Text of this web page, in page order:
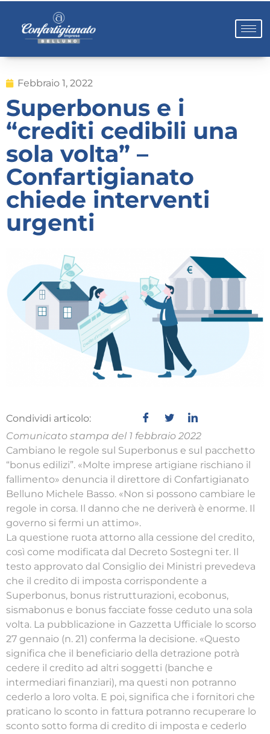
Febbraio 1, 2022
Superbonus e i
“crediti cedibili una
sola volta” –
Confartigianato
chiede interventi
urgenti
Condividi articolo:
Comunicato stampa del 1 febbraio 2022
Cambiano le regole sul Superbonus e sul pacchetto
“bonus edilizi”. «Molte imprese artigiane rischiano il
fallimento» denuncia il direttore di Confartigianato
Belluno Michele Basso. «Non si possono cambiare le
regole in corsa. Il danno che ne deriverà è enorme. Il
governo si fermi un attimo».
La questione ruota attorno alla cessione del credito,
così come modificata dal Decreto Sostegni ter. Il
testo approvato dal Consiglio dei Ministri prevedeva
che il credito di imposta corrispondente a
Superbonus, bonus ristrutturazioni, ecobonus,
sismabonus e bonus facciate fosse ceduto una sola
volta. La pubblicazione in Gazzetta Ufficiale lo scorso
27 gennaio (n. 21) conferma la decisione. «Questo
significa che il beneficiario della detrazione potrà
cedere il credito ad altri soggetti (banche e
intermediari finanziari), ma questi non potranno
cederlo a loro volta. E poi, significa che i fornitori che
praticano lo sconto in fattura potranno recuperare lo
sconto sotto forma di credito di imposta e cederlo